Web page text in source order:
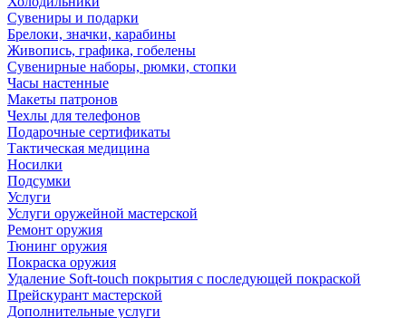
Сувениры и подарки
Брелоки, значки, карабины
Живопись, графика, гобелены
Сувенирные наборы, рюмки, стопки
Часы настенные
Макеты патронов
Чехлы для телефонов
Подарочные сертификаты
Тактическая медицина
Носилки
Подсумки
Услуги
Услуги оружейной мастерской
Ремонт оружия
Тюнинг оружия
Покраска оружия
Удаление Soft-touch покрытия с последующей покраской
Прейскурант мастерской
Дополнительные услуги